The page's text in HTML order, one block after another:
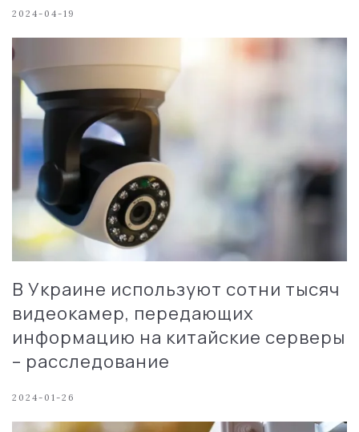
2024-04-19
В Украине используют сотни тысяч
видеокамер, передающих
информацию на китайские серверы
– расследование
2024-01-26